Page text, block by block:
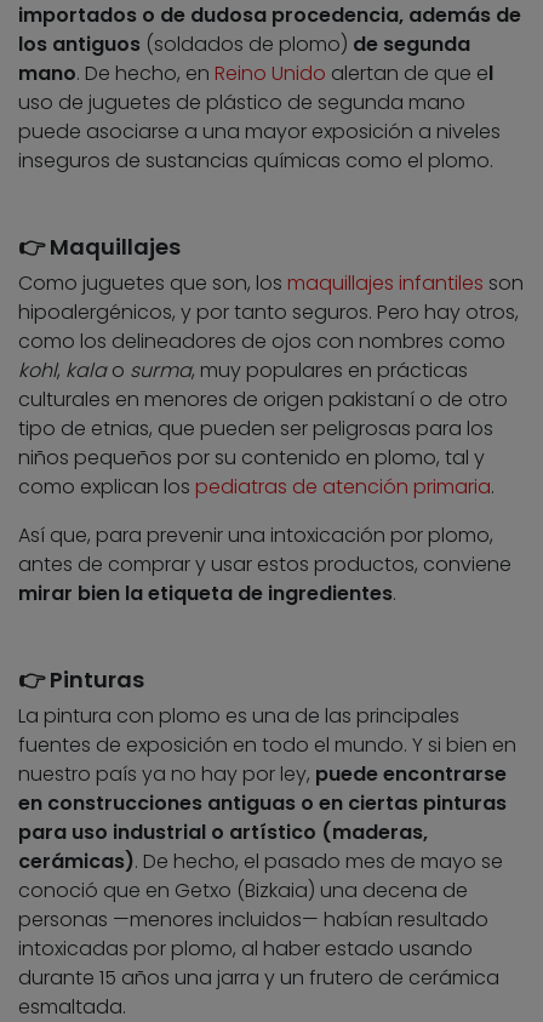
importados o de dudosa procedencia, además de
los antiguos (soldados de plomo) de segunda
mano. De hecho, en Reino Unido alertan de que el
uso de juguetes de plástico de segunda mano
puede asociarse a una mayor exposición a niveles
inseguros de sustancias químicas como el plomo.
👉 Maquillajes
Como juguetes que son, los maquillajes infantiles son
hipoalergénicos, y por tanto seguros. Pero hay otros,
como los delineadores de ojos con nombres como
kohl, kalao surma, muy populares en prácticas
culturales en menores de origen pakistaní o de otro
tipo de etnias, que pueden ser peligrosas para los
niños pequeños por su contenido en plomo, tal y
como explican los pediatras de atención primaria.
Así que, para prevenir una intoxicación por plomo,
antes de comprar y usar estos productos, conviene
mirar bien la etiqueta de ingredientes.
👉 Pinturas
La pintura con plomo es una de las principales
fuentes de exposición en todo el mundo. Y si bien en
nuestro país ya no hay por ley, puede encontrarse
en construcciones antiguas o en ciertas pinturas
para uso industrial o artístico (maderas,
cerámicas). De hecho, el pasado mes de mayo se
conoció que en Getxo (Bizkaia) una decena de
personas —menores incluidos— habían resultado
intoxicadas por plomo, al haber estado usando
durante 15 años una jarra y un frutero de cerámica
esmaltada.